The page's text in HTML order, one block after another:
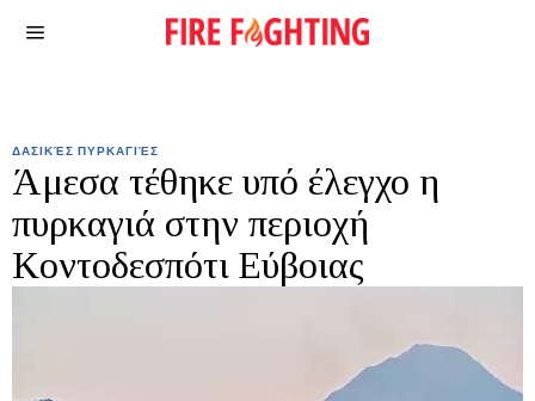
ΔΑΣΙΚΈΣ ΠΥΡΚΑΓΙΈΣ
Άμεσα τέθηκε υπό έλεγχο η
πυρκαγιά στην περιοχή
Κοντοδεσπότι Εύβοιας